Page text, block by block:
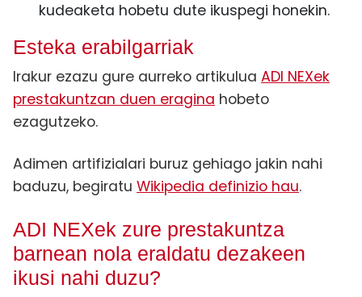
kudeaketa hobetu dute ikuspegi honekin.
Esteka erabilgarriak
Irakur ezazu gure aurreko artikulua ADI NEXek
prestakuntzan duen eragina hobeto
ezagutzeko.
Adimen artifizialari buruz gehiago jakin nahi
baduzu, begiratu Wikipedia definizio hau.
ADI NEXek zure prestakuntza
barnean nola eraldatu dezakeen
ikusi nahi duzu?